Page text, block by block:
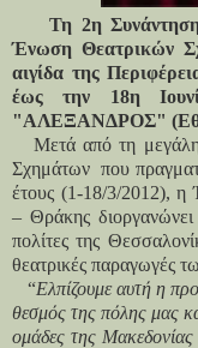
Τη 2η Συνάντηση
Ένωση Θεατρικών
αιγίδα της
έως την 18η
"ΑΛΕΞΑΝΔΡΟΣ"
Μετά από τη μεγάλη
Σχημάτων που
έτους (1-18/3/2012),
– Θράκης
πολίτες της
θεατρικές παραγωγές
“Ελπίζουμε αυτή η
θεσμός της πόλης μας
ομάδες της Μακεδονίας